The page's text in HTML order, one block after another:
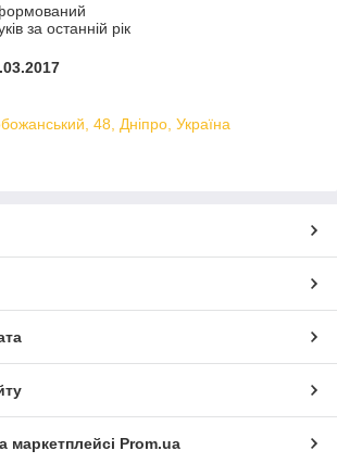
за останній рік
48, Дніпро, Україна
маркетплейсі Prom.ua